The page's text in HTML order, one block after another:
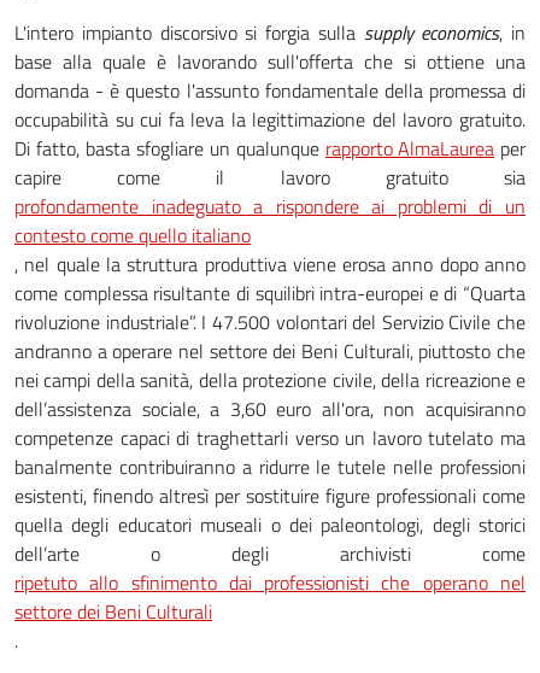
L'intero impianto discorsivo si forgia sulla supply economics, in
base alla quale è lavorando sull'offerta che si ottiene una
domanda - è questo l'assunto fondamentale della promessa di
occupabilità su cui fa leva la legittimazione del lavoro gratuito.
Di fatto, basta sfogliare un qualunque rapporto AlmaLaurea per
capire come il lavoro gratuito sia
profondamente inadeguato a rispondere ai problemi di un
contesto come quello italiano
, nel quale la struttura produttiva viene erosa anno dopo anno
come complessa risultante di squilibri intra-europei e di “Quarta
rivoluzione industriale”. I 47.500 volontari del Servizio Civile che
andranno a operare nel settore dei Beni Culturali, piuttosto che
nei campi della sanità, della protezione civile, della ricreazione e
dell’assistenza sociale, a 3,60 euro all'ora, non acquisiranno
competenze capaci di traghettarli verso un lavoro tutelato ma
banalmente contribuiranno a ridurre le tutele nelle professioni
esistenti, finendo altresì per sostituire figure professionali come
quella degli educatori museali o dei paleontologi, degli storici
dell’arte o degli archivisti come
ripetuto allo sfinimento dai professionisti che operano nel
settore dei Beni Culturali
.